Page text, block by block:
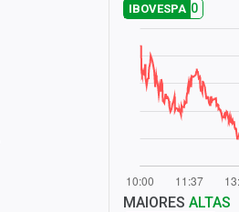
IBOVESPA 0
MAIORES ALTAS